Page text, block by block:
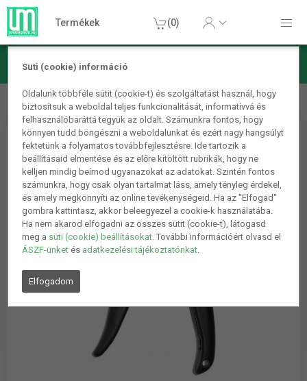
Süti (cookie) információ
Oldalunk többféle sütit (cookie-t) és szolgáltatást használ, hogy
biztosítsuk a weboldal teljes funkcionalitását, informatívvá és
felhasználóbaráttá tegyük az oldalt. Számunkra fontos, hogy
könnyen tudd böngészni a weboldalunkat és ezért nagy hangsúlyt
fektetünk a folyamatos továbbfejlesztésre. Ide tartozik a
beállításaid elmentése és az előre kitöltött rubrikák, hogy ne
kelljen mindig beírnod ugyanazokat az adatokat. Szintén fontos
számunkra, hogy csak olyan tartalmat láss, amely tényleg érdekel,
és amely megkönnyíti az online tevékenységeid. Ha az "Elfogad"
gombra kattintasz, akkor beleegyezel a cookie-k használatába.
Ha nem akarod elfogadni az összes sütit (cookie-t), látogasd
meg a süti (cookie) beállításokat. További információért olvasd el
ÁSZF-ünket és adatkezelési tájékoztatónkat.
Elfogadom
Termékek (0)
Kerti termékek Kerti kiegészítők Oltóolló